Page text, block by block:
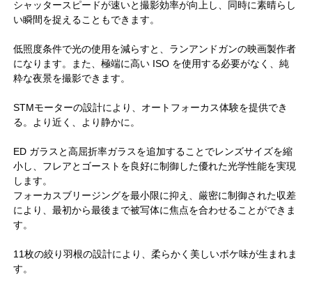
シャッタースピードが速いと撮影効率が向上し、同時に素晴らし
い瞬間を捉えることもできます。
低照度条件で光の使用を減らすと、ランアンドガンの映画製作者
になります。また、極端に高い ISO を使用する必要がなく、純
粋な夜景を撮影できます。
STMモーターの設計により、オートフォーカス体験を提供でき
る。より近く、より静かに。
ED ガラスと高屈折率ガラスを追加することでレンズサイズを縮
小し、フレアとゴーストを良好に制御した優れた光学性能を実現
します。
フォーカスブリージングを最小限に抑え、厳密に制御された収差
により、最初から最後まで被写体に焦点を合わせることができま
す。
11枚の絞り羽根の設計により、柔らかく美しいボケ味が生まれま
す。